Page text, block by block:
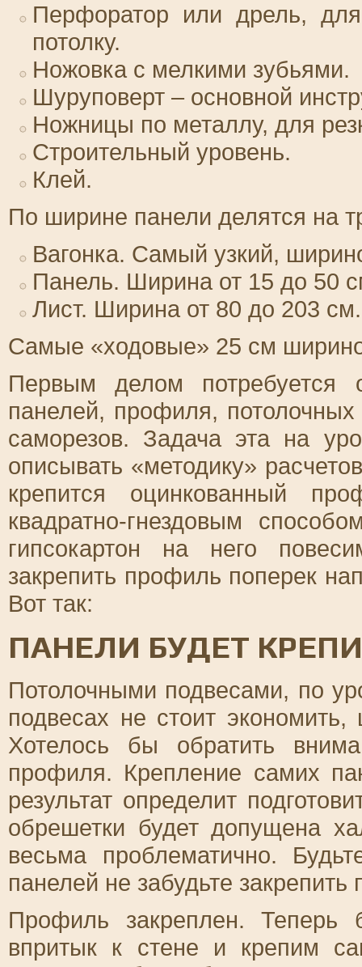
Перфоратор или дрель,
потолку.
Ножовка с мелкими зубьями.
Шуруповерт – основной
Ножницы по металлу, для
Строительный уровень.
Клей.
По ширине панели делятся на
Вагонка. Самый узкий,
Панель. Ширина от 15 до 50
Лист. Ширина от 80 до 203 см.
Самые «ходовые» 25 см
Первым делом потребуется
панелей, профиля, потолочных
саморезов. Задача эта на
описывать «методику»
крепится оцинкованный
квадратно-гнездовым
гипсокартон на него
закрепить профиль поперек
Вот так:
ПАНЕЛИ БУДЕТ
Потолочными подвесами, по
подвесах не стоит
Хотелось бы обратить
профиля. Крепление самих
результат определит
обрешетки будет допущена
весьма проблематично.
панелей не забудьте
Профиль закреплен. Теперь
впритык к стене и крепим